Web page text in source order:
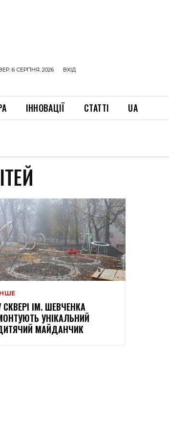
6 СЕРПНЯ, 2026 ВХІД
ІННОВАЦІЇ СТАТТІ UA
СКВЕРІ ІМ. ШЕВЧЕНКА
УНІКАЛЬНИЙ
МАЙДАНЧИК